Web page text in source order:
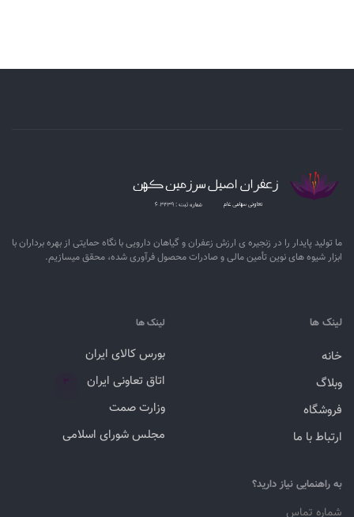
ما تولید پایدار را در زنجیره ­ی­ ارزش زعفران و گیاهان دارویی با نگاه حمایتی از بهره برداران با
ابزار شیوه­ های نوین تأمین مالی و صادرات محصول فرآوری شده، محقق می­سازیم.
لینک ها
خانه
وبلاگ
فروشگاه
ارتباط با ما
لینک ها
بورس کالای ایران
اتاق تعاونی ایران
۳
وزارت صمت
مجلس شورای اسلامی
به راهنمایی نیاز دارید؟
شماره تماس